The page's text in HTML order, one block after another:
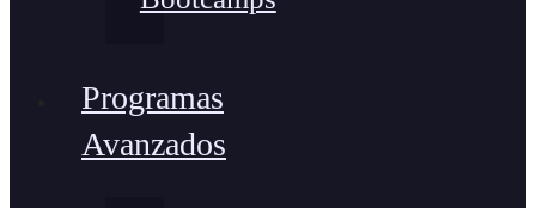
Programas
Avanzados